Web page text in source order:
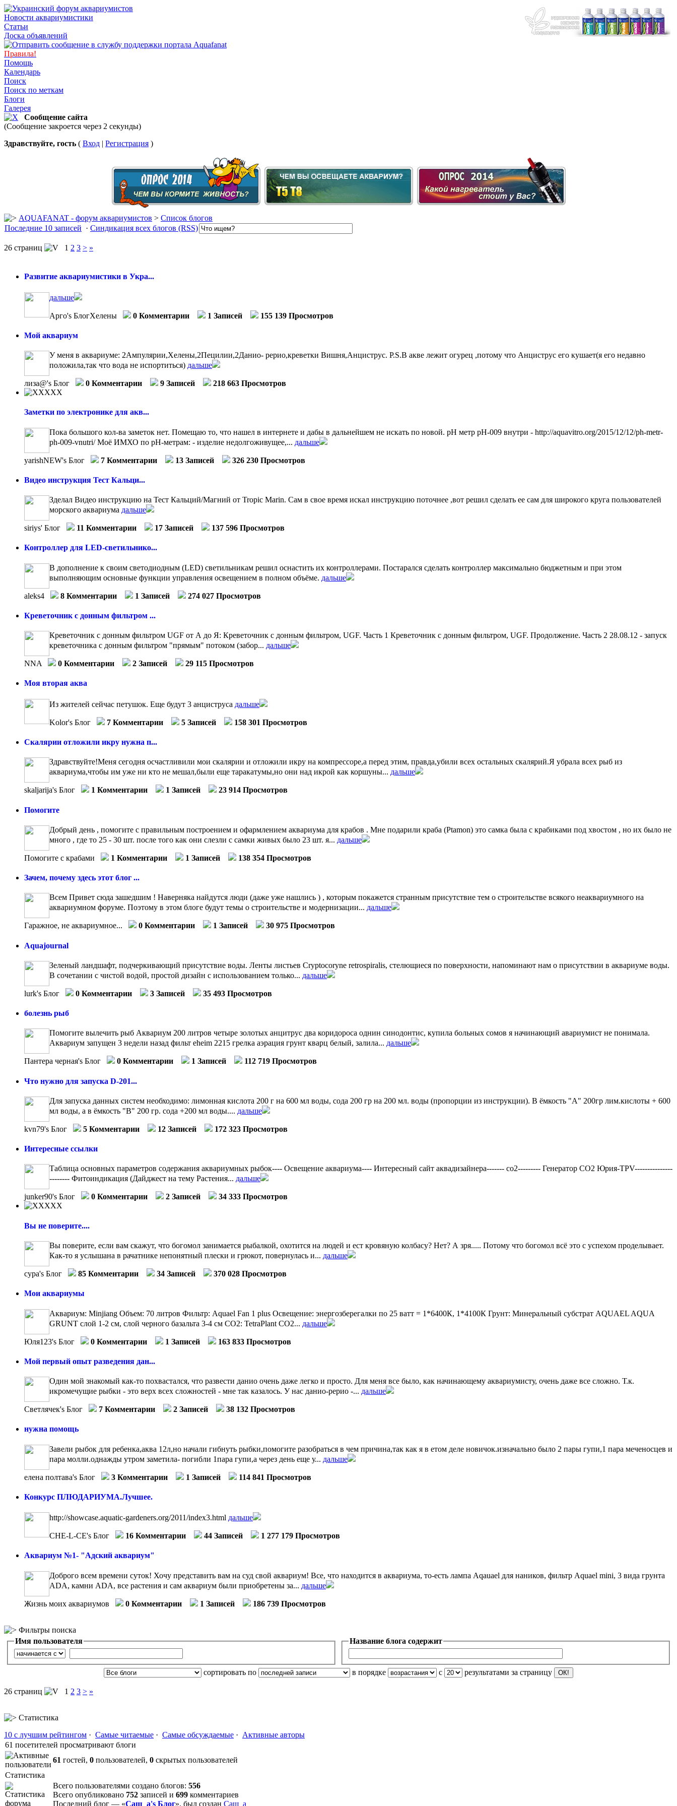
Новости аквариумистики
Статьи
Доска объявлений
Правила!
Помощь
Календарь
Поиск
Поиск по меткам
Блоги
Галерея
Сообщение сайта
(Сообщение закроется через 2 секунды)
Здравствуйте, гость ( Вход | Регистрация )
AQUAFANAT - форум аквариумистов > Список блогов
Последние 10 записей · Синдикация всех блогов (RSS)
26 страниц 1 2 3 > »
Развитие аквариумистики в Укра...
дальше
Арго's БлогХелены 0 Комментарии 1 Записей 155 139 Просмотров
Мой аквариум
У меня в аквариуме: 2Ампулярии,Хелены,2Пецилии,2Данио- рерио,креветки Вишня,Анциструс. P.S.В акве лежит огурец ,потому что Анциструс его кушает(я его недавно
положила,так что вода не испортиться) дальше
лиза@'s Блог 0 Комментарии 9 Записей 218 663 Просмотров
Заметки по электронике для акв...
Пока большого кол-ва заметок нет. Помещаю то, что нашел в интернете и дабы в дальнейшем не искать по новой. pH метр pH-009 внутри - http://aquavitro.org/2015/12/12/ph-metr-
ph-009-vnutri/ Моё ИМХО по рН-метрам: - изделие недолгоживущее,... дальше
yarishNEW's Блог 7 Комментарии 13 Записей 326 230 Просмотров
Видео инструкция Тест Кальци...
Зделал Видео инструкцию на Тест Кальций/Магний от Tropic Marin. Сам в свое время искал инструкцию поточнее ,вот решил сделать ее сам для широкого круга пользователей
морского аквариума дальше
siriys' Блог 11 Комментарии 17 Записей 137 596 Просмотров
Контроллер для LED-светильнико...
В дополнение к своим светодиодным (LED) светильникам решил оснастить их контроллерами. Постарался сделать контроллер максимально бюджетным и при этом
выполняющим основные функции управления освещением в полном объёме. дальше
aleks4 8 Комментарии 1 Записей 274 027 Просмотров
Креветочник с донным фильтром ...
Креветочник с донным фильтром UGF от А до Я: Креветочник с донным фильтром, UGF. Часть 1 Креветочник с донным фильтром, UGF. Продолжение. Часть 2 28.08.12 - запуск
креветочника с донным фильтром "прямым" потоком (забор... дальше
NNA 0 Комментарии 2 Записей 29 115 Просмотров
Моя вторая аква
Из жителей сейчас петушок. Еще будут 3 анциструса дальше
Kolor's Блог 7 Комментарии 5 Записей 158 301 Просмотров
Скалярии отложили икру нужна п...
Здравствуйте!Меня сегодня осчастливили мои скалярии и отложили икру на компрессоре,а перед этим, правда,убили всех остальных скалярий.Я убрала всех рыб из
аквариума,чтобы им уже ни кто не мешал,были еще таракатумы,но они над икрой как коршуны... дальше
skaljarija's Блог 1 Комментарии 1 Записей 23 914 Просмотров
Помогите
Добрый день , помогите с правильным построением и офармлением аквариума для крабов . Мне подарили краба (Ptamon) это самка была с крабиками под хвостом , но их было не
много , где то 25 - 30 шт. после того как они слезли с самки живых было 23 шт. я... дальше
Помогите с крабами 1 Комментарии 1 Записей 138 354 Просмотров
Зачем, почему здесь этот блог ...
Всем Привет сюда зашедшим ! Наверняка найдутся люди (даже уже нашлись ) , которым покажется странным присутствие тем о строительстве всякого неаквариумного на
аквариумном форуме. Поэтому в этом блоге будут темы о строительстве и модернизации... дальше
Гаражное, не аквариумное... 0 Комментарии 1 Записей 30 975 Просмотров
Aquajournal
Зеленый ландшафт, подчеркивающий присутствие воды. Ленты листьев Cryptocoryne retrospiralis, стелющиеся по поверхности, напоминают нам о присутствии в аквариуме воды.
В сочетании с чистой водой, простой дизайн с использованием только... дальше
lurk's Блог 0 Комментарии 3 Записей 35 493 Просмотров
болезнь рыб
Помогите вылечить рыб Аквариум 200 литров четыре золотых анцитрус два коридороса однин синодонтис, купила больных сомов я начинающий авариумист не понимала.
Аквариум запущен 3 недели назад фильт eheim 2215 грелка аэрация грунт кварц белый, залила... дальше
Пантера черная's Блог 0 Комментарии 1 Записей 112 719 Просмотров
Что нужно для запуска D-201...
Для запуска данных систем необходимо: лимонная кислота 200 г на 600 мл воды, сода 200 гр на 200 мл. воды (пропорции из инструкции). В ёмкость "A" 200гр лим.кислоты + 600
мл воды, а в ёмкость "B" 200 гр. сода +200 мл воды.... дальше
kvn79's Блог 5 Комментарии 12 Записей 172 323 Просмотров
Интересные ссылки
Таблица основных параметров содержания аквариумных рыбок---- Освещение аквариума---- Интересный сайт аквадизайнера------- со2--------- Генератор СО2 Юрия-TPV---------------
-------- Фитоиндикация (Дайджест на тему Растения... дальше
junker90's Блог 0 Комментарии 2 Записей 34 333 Просмотров
Вы не поверите....
Вы поверите, если вам скажут, что богомол занимается рыбалкой, охотится на людей и ест кровяную колбасу? Нет? А зря..... Потому что богомол всё это с успехом проделывает.
Как-то я услышана в рачатнике непонятный плески и грюкот, повернулась и... дальше
сура's Блог 85 Комментарии 34 Записей 370 028 Просмотров
Мои аквариумы
Аквариум: Minjiang Объем: 70 литров Фильтр: Aquael Fan 1 plus Освещение: энергозберегалки по 25 ватт = 1*6400К, 1*4100К Грунт: Минеральный субстрат AQUAEL AQUA
GRUNT слой 1-2 см, слой черного базальта 3-4 см СО2: TetraPlant СО2... дальше
Юля123's Блог 0 Комментарии 1 Записей 163 833 Просмотров
Мой первый опыт разведения дан...
Один мой знакомый как-то похвастался, что развести данио очень даже легко и просто. Для меня все было, как начинающему аквариумисту, очень даже все сложно. Т.к.
икромечущие рыбки - это верх всех сложностей - мне так казалось. У нас данио-рерио -... дальше
Светлячек's Блог 7 Комментарии 2 Записей 38 132 Просмотров
нужна помощь
Завели рыбок для ребенка,аква 12л,но начали гибнуть рыбки,помогите разобраться в чем причина,так как я в етом деле новичок.изначально было 2 пары гупи,1 пара меченосцев и
пара молли.однажды утром заметила- погибли 1пара гупи,а через день еще у... дальше
елена полтава's Блог 3 Комментарии 1 Записей 114 841 Просмотров
Конкурс ПЛЮДАРИУМА.Лучшее.
http://showcase.aquatic-gardeners.org/2011/index3.html дальше
CHE-L-CE's Блог 16 Комментарии 44 Записей 1 277 179 Просмотров
Аквариум №1- "Адский аквариум"
Доброго всем времени суток! Хочу представить вам на суд свой аквариум! Все, что находится в аквариума, то-есть лампа Aqauael для наников, фильтр Aquael mini, 3 вида грунта
ADA, камни ADA, все растения и сам аквариум были приобретены за... дальше
Жизнь моих аквариумов 0 Комментарии 1 Записей 186 739 Просмотров
Фильтры поиска
Имя пользователя
Название блога содержит
сортировать по в порядке с результатами за страницу
26 страниц 1 2 3 > »
Статистика
10 с лучшим рейтингом · Самые читаемые · Самые обсуждаемые · Активные авторы
61 посетителей просматривают блоги
61 гостей, 0 пользователей, 0 скрытых пользователей
Статистика
Всего пользователями создано блогов: 556
Всего опубликовано 752 записей и 699 комментариев
Последний блог — «Саш_а's Блог», был создан Саш_а